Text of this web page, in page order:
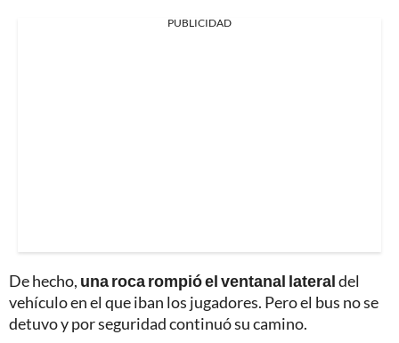
PUBLICIDAD
De hecho, una roca rompió el ventanal lateraldel
vehículo en el que iban los jugadores. Pero el bus no se
detuvo y por seguridad continuó su camino.